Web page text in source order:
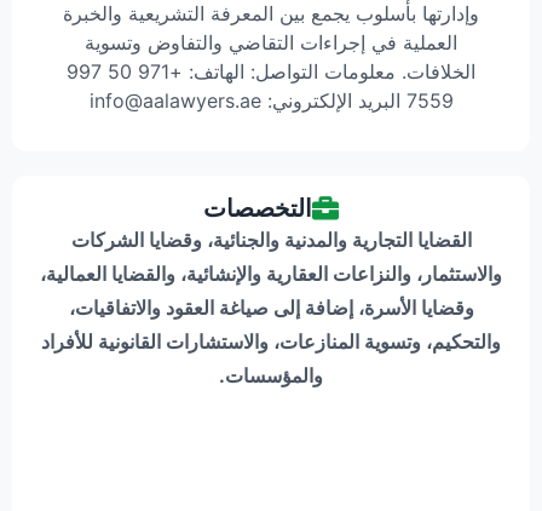
وإدارتها بأسلوب يجمع بين المعرفة التشريعية والخبرة
العملية في إجراءات التقاضي والتفاوض وتسوية
الخلافات. معلومات التواصل: الهاتف: +971 50 997
7559 البريد الإلكتروني: info@aalawyers.ae
التخصصات
القضايا التجارية والمدنية والجنائية، وقضايا الشركات
والاستثمار، والنزاعات العقارية والإنشائية، والقضايا العمالية،
وقضايا الأسرة، إضافة إلى صياغة العقود والاتفاقيات،
والتحكيم، وتسوية المنازعات، والاستشارات القانونية للأفراد
والمؤسسات.